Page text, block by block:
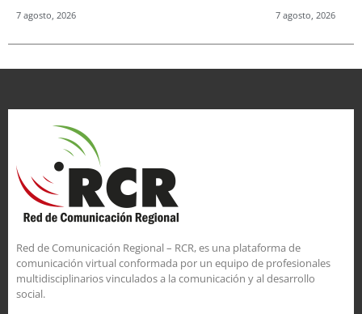
7 agosto, 2026 7 agosto, 2026
Red de Comunicación Regional – RCR, es una plataforma de
comunicación virtual conformada por un equipo de profesionales
multidisciplinarios vinculados a la comunicación y al desarrollo
social.